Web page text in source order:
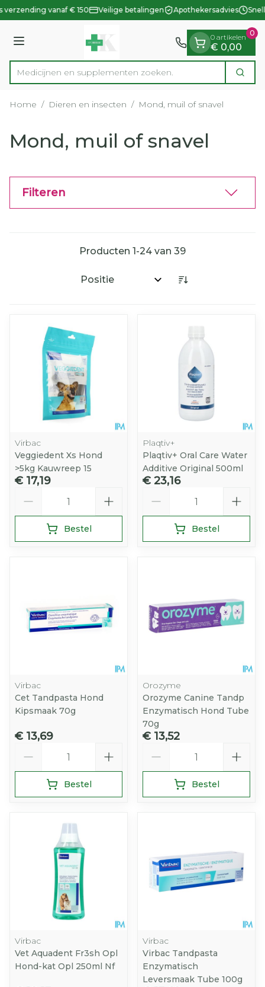
Ga naar de inhoud
1 van 1
verzending vanaf € 150 Veilige betalingen Apothekersadvies
Menu
Product, merk, categorie...
Medicijnen en supp Zoek
0 artikelen
€ 0,00
0
Home / Dieren en insecten / Mond, muil of snavel
Mond, muil of snavel
Filteren
Producten 1-24 van 39
Sorteer op:
Virbac
Veggiedent Xs Hond
>5kg Kauwreep 15
€ 17,19
Bestel
Plaqtiv+
Plaqtiv+ Oral Care Water
Additive Original 500ml
€ 23,16
Bestel
Virbac
Cet Tandpasta Hond
Kipsmaak 70g
€ 13,69
Bestel
Orozyme
Orozyme Canine Tandp
Enzymatisch Hond Tube
70g
€ 13,52
Bestel
Virbac
Vet Aquadent Fr3sh Opl
Hond-kat Opl 250ml Nf
Virbac
Virbac Tandpasta
Enzymatisch
Leversmaak Tube 100g